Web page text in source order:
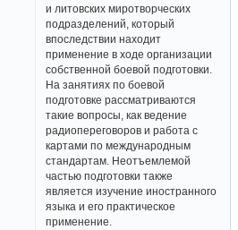
и литовских миротворческих
подразделений, который
впоследствии находит
применение в ходе организации
собственной боевой подготовки.
На занятиях по боевой
подготовке рассматриваются
такие вопросы, как ведение
радиопереговоров и работа с
картами по международным
стандартам. Неотъемлемой
частью подготовки также
является изучение иностранного
языка и его практическое
применение.